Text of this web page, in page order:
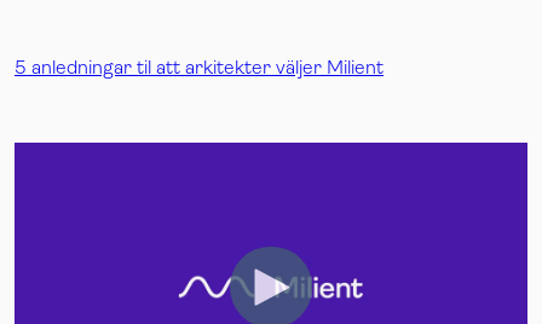
5 anledningar til att arkitekter väljer Milient